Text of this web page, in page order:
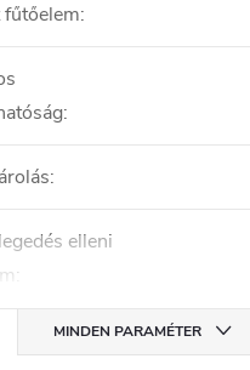
fűtőelem:
:
:
elleni
:
MINDEN PARAMÉTER